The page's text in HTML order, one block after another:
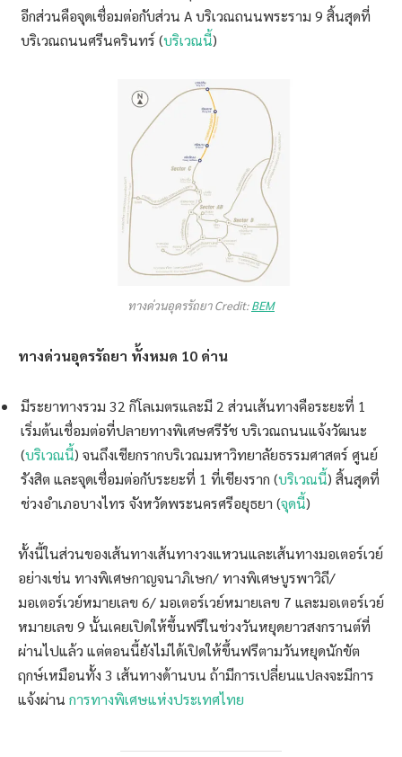
อีกส่วนคือจุดเชื่อมต่อกับส่วน A บริเวณถนนพระราม 9 สิ้นสุดที่
บริเวณถนนศรีนครินทร์ (บริเวณนี้)
ทางด่วนอุดรรัถยา Credit:BEM
ทางด่วนอุดรรัถยา ทั้งหมด 10 ด่าน
มีระยาทางรวม 32 กิโลเมตรและมี 2 ส่วนเส้นทางคือระยะที่ 1
เริ่มต้นเชื่อมต่อที่ปลายทางพิเศษศรีรัช บริเวณถนนแจ้งวัฒนะ
(บริเวณนี้) จนถึงเชียกรากบริเวณมหาวิทยาลัยธรรมศาสตร์ ศูนย์
รังสิต และจุดเชื่อมต่อกับระยะที่ 1 ที่เชียงราก (บริเวณนี้) สิ้นสุดที่
ช่วงอำเภอบางไทร จังหวัดพระนครศรีอยุธยา (จุดนี้)
ทั้งนี้ในส่วนของเส้นทางเส้นทางวงแหวนและเส้นทางมอเตอร์เวย์
อย่างเช่น ทางพิเศษกาญจนาภิเษก/ ทางพิเศษบูรพาวิถี/
มอเตอร์เวย์หมายเลข 6/ มอเตอร์เวย์หมายเลข 7 และมอเตอร์เวย์
หมายเลข 9 นั้นเคยเปิดให้ขึ้นฟรีในช่วงวันหยุดยาวสงกรานต์ที่
ผ่านไปแล้ว แต่ตอนนี้ยังไม่ได้เปิดให้ขึ้นฟรีตามวันหยุดนักขัต
ฤกษ์เหมือนทั้ง 3 เส้นทางด้านบน ถ้ามีการเปลี่ยนแปลงจะมีการ
แจ้งผ่าน การทางพิเศษแห่งประเทศไทย